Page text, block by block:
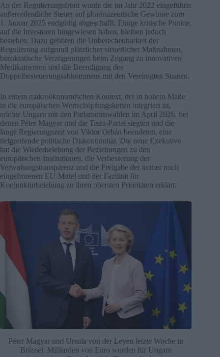
An der Regulierungsfront wurde die im Jahr 2022 eingeführte
außerordentliche Steuer auf pharmazeutische Gewinne zum
1. Januar 2025 endgültig abgeschafft. Einige kritische Punkte,
auf die Investoren hingewiesen haben, bleiben jedoch
bestehen. Dazu gehören die Unberechenbarkeit der
Regulierung aufgrund plötzlicher steuerlicher Maßnahmen,
bürokratische Verzögerungen beim Zugang zu innovativen
Medikamenten und die Beendigung des
Doppelbesteuerungsabkommens mit den Vereinigten Staaten.
In einem makroökonomischen Kontext, der in hohem Maße
in die europäischen Wertschöpfungsketten integriert ist,
erlebte Ungarn mit den Parlamentswahlen im April 2026, bei
denen Péter Magyar und die Tisza-Partei siegten und die
lange Regierungszeit von Viktor Orbán beendeten, eine
tiefgreifende politische Diskontinuität. Die neue Exekutive
hat die Wiederbelebung der Beziehungen zu den
europäischen Institutionen, die Verbesserung der
Verwaltungstransparenz und die Freigabe der immer noch
eingefrorenen EU-Mittel und der Fazilität für
Konjunkturbelebung zu ihren obersten Prioritäten erklärt.
Péter Magyar und Ursula von der Leyen letzte Woche in
Brüssel. Milliarden von Euro wurden für Ungarn